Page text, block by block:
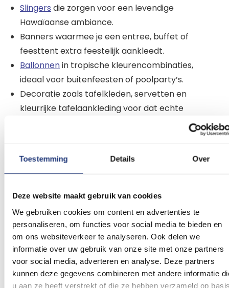
Toestemming Details Over
Deze website maakt gebruik van cookies
We gebruiken cookies om content en advertenties te
personaliseren, om functies voor social media te bieden en
om ons websiteverkeer te analyseren. Ook delen we
informatie over uw gebruik van onze site met onze partners
voor social media, adverteren en analyse. Deze partners
kunnen deze gegevens combineren met andere informatie
u aan ze heeft verstrekt of die ze hebben verzameld op
Slingers die zorgen voor een levendige
Hawaïaanse ambiance.
Banners waarmee je een entree, buffet of
feesttent extra feestelijk aankleedt.
Ballonnenin tropische kleurencombinaties,
ideaal voor buitenfeesten of poolparty’s.
Decoratie zoals tafelkleden, servetten en
kleurrijke tafelaankleding voor dat echte
brengt direct sfeer, of je nu binnen viert of in de
verlichting of bloemen in tinten als hibiscusroze
en zonnig geel voor een extra warme uitstraling.
Zoek je meer zomerse inspiratie? Bekijk ook
onzezomer versieringvoor een frisse buitenlook
oftuinfeest versieringvoor een complete
aankleding van je feestlocatie.